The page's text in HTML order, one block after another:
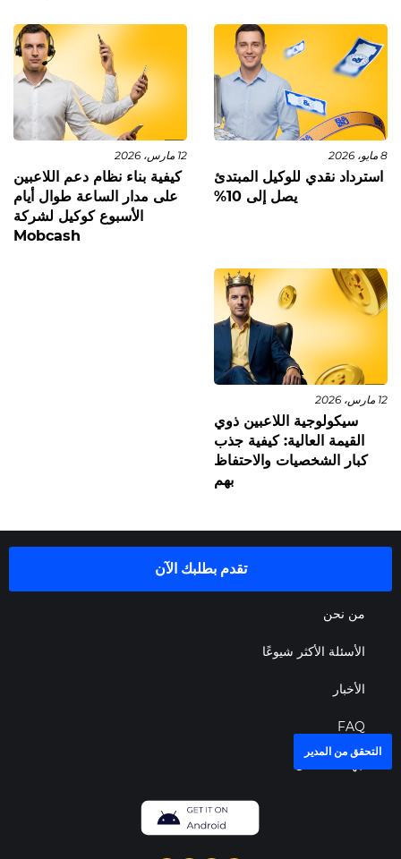
8 مايو، 2026
استرداد نقدي للوكيل المبتدئ
يصل إلى 10%
12 مارس، 2026
كيفية بناء نظام دعم اللاعبين
على مدار الساعة طوال أيام
الأسبوع كوكيل لشركة
Mobcash
12 مارس، 2026
سيكولوجية اللاعبين ذوي
القيمة العالية: كيفية جذب
كبار الشخصيات والاحتفاظ
بهم
من نحن
الأسئلة الأكثر شيوعًا
الأخبار
FAQ
تقدم بطلبك الآن
التحقق من المدير